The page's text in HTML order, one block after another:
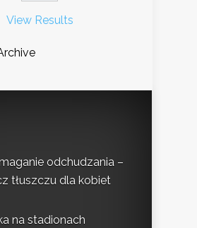
View Results
odchudzania –
tłuszczu dla kobiet
na stadionach